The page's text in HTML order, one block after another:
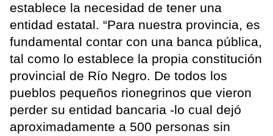
establece la necesidad de tener una
entidad estatal. “Para nuestra provincia, es
fundamental contar con una banca pública,
tal como lo establece la propia constitución
provincial de Río Negro. De todos los
pueblos pequeños rionegrinos que vieron
perder su entidad bancaria -lo cual dejó
aproximadamente a 500 personas sin